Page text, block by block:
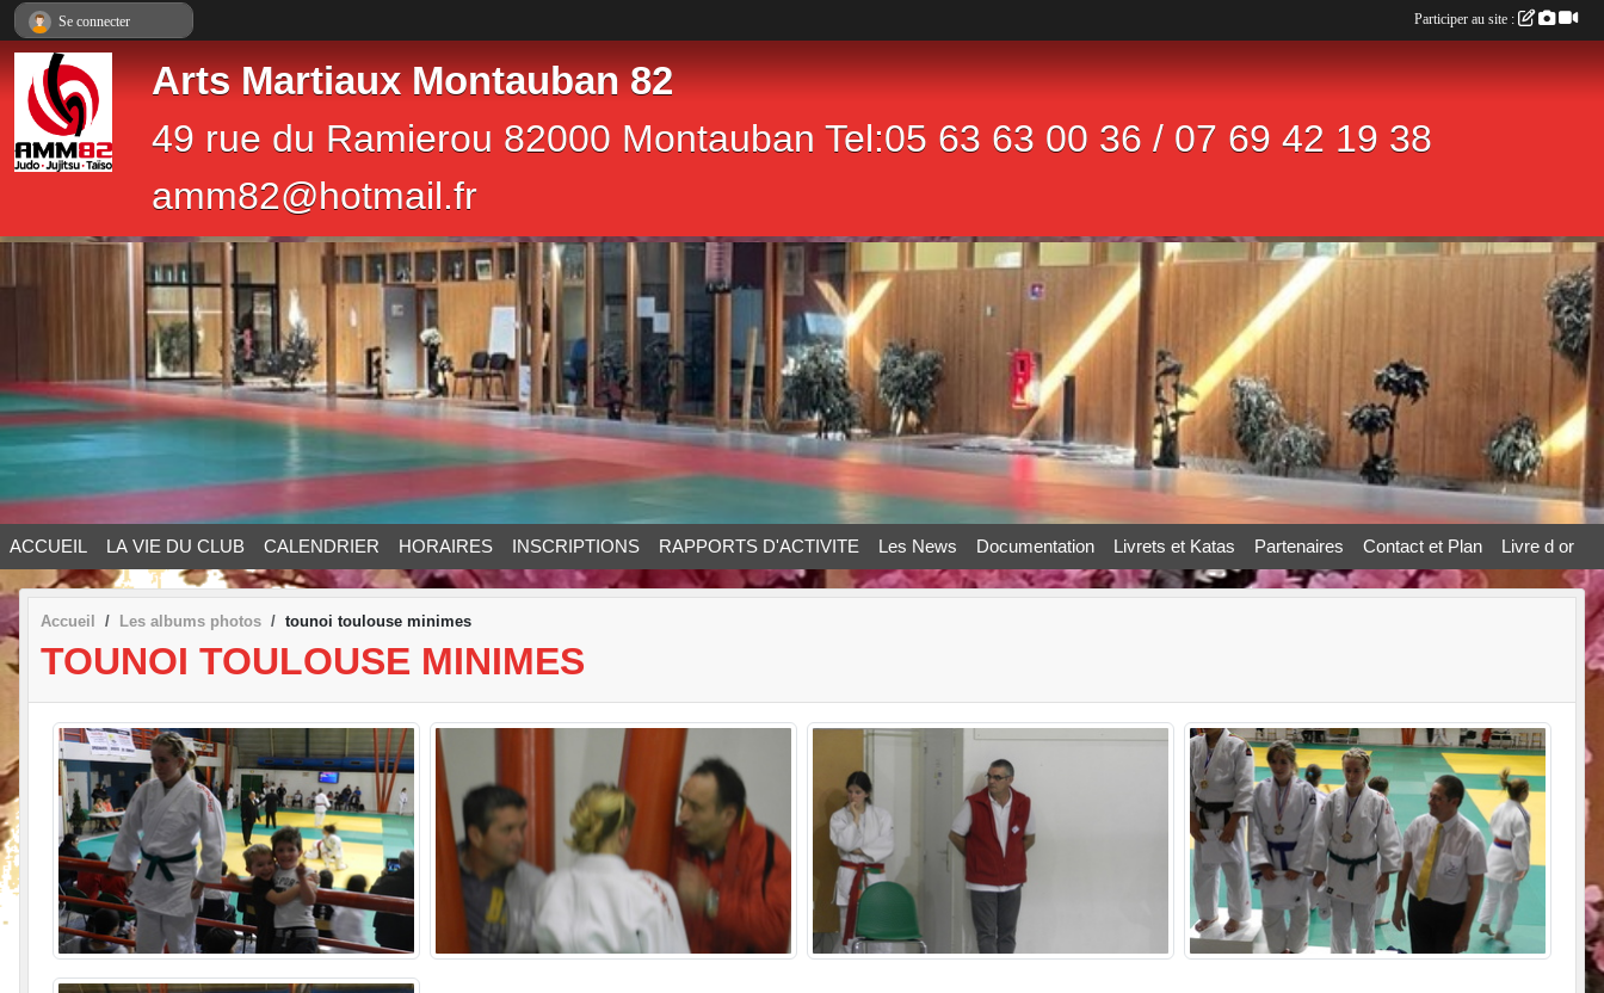
Arts Martiaux Montauban 82
49 rue du Ramierou 82000 Montauban Tel:05 63 63 00 36 / 07 69 42 19 38
amm82@hotmail.fr
ACCUEIL LA VIE DU CLUB CALENDRIER HORAIRES INSCRIPTIONS RAPPORTS D'ACTIVITE Les News Documentation Livrets et Katas Partenaires Contact et Plan Livre d or
Accueil Les albums photos tounoi toulouse minimes
TOUNOI TOULOUSE MINIMES
Se connecter Participer au site :
Panneau de gestion des cookies